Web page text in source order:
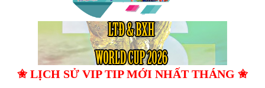
✬ LỊCH SỬ VIP TIP MỚI NHẤT THÁNG ✬